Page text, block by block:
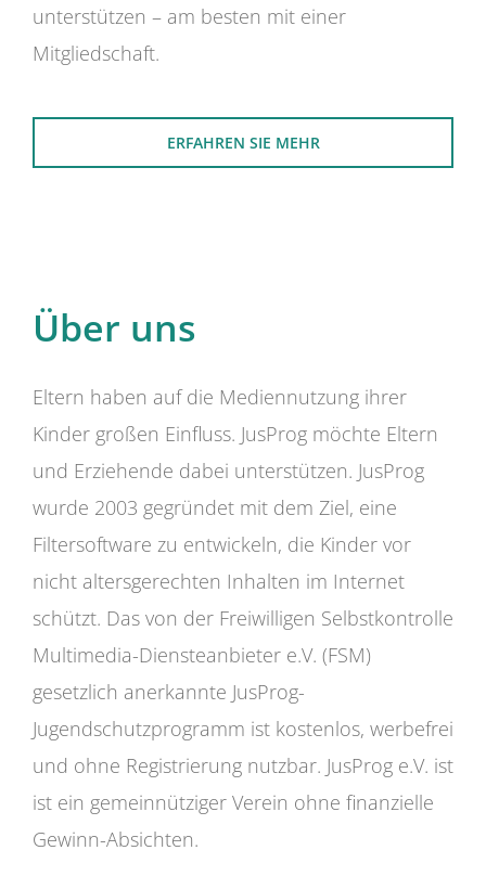
unterstützen – am besten mit einer
Mitgliedschaft.
ERFAHREN SIE MEHR
Über uns
Eltern haben auf die Mediennutzung ihrer
Kinder großen Einfluss. JusProg möchte Eltern
und Erziehende dabei unterstützen. JusProg
wurde 2003 gegründet mit dem Ziel, eine
Filtersoftware zu entwickeln, die Kinder vor
nicht altersgerechten Inhalten im Internet
schützt. Das von der Freiwilligen Selbstkontrolle
Multimedia-Diensteanbieter e.V. (FSM)
gesetzlich anerkannte JusProg-
Jugendschutzprogramm ist kostenlos, werbefrei
und ohne Registrierung nutzbar. JusProg e.V. ist
ist ein gemeinnütziger Verein ohne finanzielle
Gewinn-Absichten.